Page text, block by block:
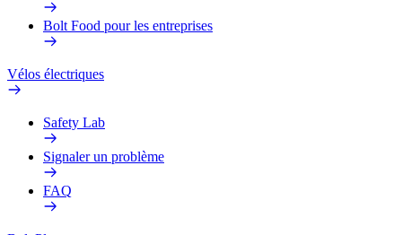
Bolt Food pour les entreprises
Vélos électriques
Safety Lab
Signaler un problème
FAQ